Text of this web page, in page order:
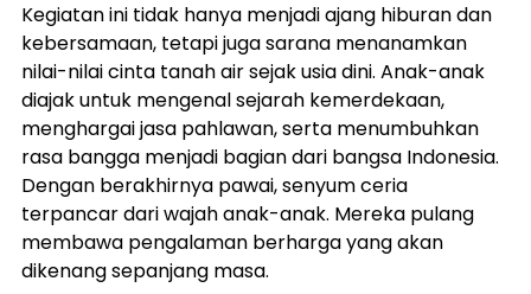
Kegiatan ini tidak hanya menjadi ajang hiburan dan
kebersamaan, tetapi juga sarana menanamkan
nilai-nilai cinta tanah air sejak usia dini. Anak-anak
diajak untuk mengenal sejarah kemerdekaan,
menghargai jasa pahlawan, serta menumbuhkan
rasa bangga menjadi bagian dari bangsa Indonesia.
Dengan berakhirnya pawai, senyum ceria
terpancar dari wajah anak-anak. Mereka pulang
membawa pengalaman berharga yang akan
dikenang sepanjang masa.